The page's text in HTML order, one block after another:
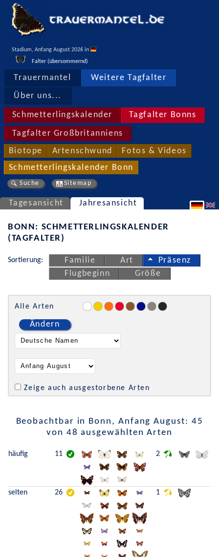
Stadium, Anfang August 2026 in
Falter (übersommernd)
Trauermantel Weitere Tagfalter
Über uns...
Schmetterlingskalender Tagfalter Bonns
Tagfalter Großbritanniens
Biotope Artenschwund Fotos & Videos
Schmetterlingskalender Bonn
Suche Sitemap
Tagesansicht Jahresansicht
BONN: SCHMETTERLINGSKALENDER
(TAGFALTER)
Sortierung: Familie Art
Präsenz
Flugbeginn
Größe
Alle Arten
Ändern
Zeige auch ausgestorbene Arten
Beobachtbar in Bonn, Anfang August: 45
von 48 ausgewählten Arten
häufig 11 2
selten 26 1